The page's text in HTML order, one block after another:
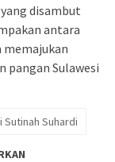
disambut
antara
memajukan
pangan Sulawesi
Sutinah Suhardi